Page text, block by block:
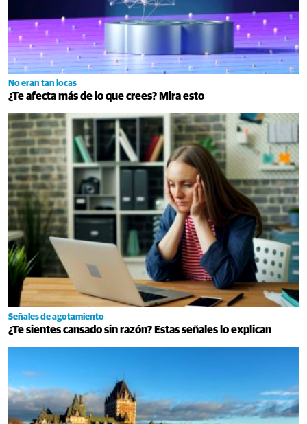
No eran tan locas
¿Te afecta más de lo que crees? Mira esto
Señales de agotamiento
¿Te sientes cansado sin razón? Estas señales lo explican